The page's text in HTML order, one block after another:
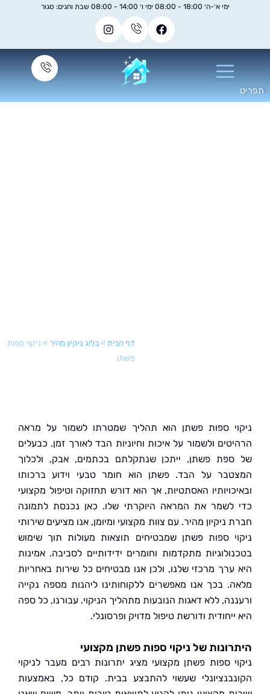
»בלוג ניקיון מהיר »ניקוי ספות
ספות פשתן הוא תהליך שמטרתו לשמור על מראה
ולשמור על איכות וחיוניות הבד לאורך זמן. כבעלים
פשתן, ייתכן שנתקלתם בכתמים, אבק, ולכלוך
על הבד. פשתן הוא חומר טבעי וידוע ברכותו
האסתטיות, אך הוא דורש תחזוקה וטיפול מקצועי
לשמר את המראה היוקרתי שלו. כאן נכנסת לתמונה
ניקיון מהיר. עם צוות מקצועי ומיומן, אנו מציעים שירותי
ספות פשתן שמבטיחים תוצאות מעולות תוך שימוש
מתקדמות וחומרים ידידותיים לסביבה. אמינות
מרכזי שלנו, ולכן אנו מבטיחים כל שירות באחריות
בכך אנו מאפשרים ללקוחותינו ליהנות מספה נקייה
ללא דאגות הנובעות מתהליך הניקוי. עבורנו, כל ספה
ודורשת טיפול מדויק ופרסונלי.
של ניקוי ספות פשתן מקצועי
ספות פשתן מקצועי מציג יתרונות רבים מעבר לניקוי
שעשוי להתבצע בבית. קודם כל, באמצעות